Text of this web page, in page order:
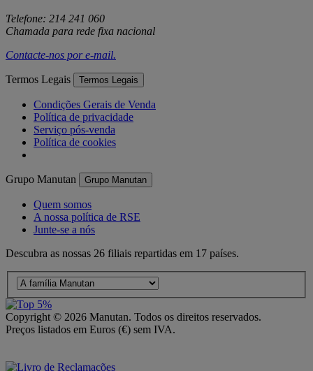
Telefone: 214 241 060
Chamada para rede fixa nacional
Contacte-nos pore-mail.
Termos Legais Termos Legais
Condições Gerais de Venda
Política de privacidade
Serviço pós-venda
Política de cookies
Grupo Manutan Grupo Manutan
Quem somos
A nossa política de RSE
Junte-se a nós
Descubra as nossas 26 filiais repartidas em 17 países.
Copyright © 2026 Manutan. Todos os direitos reservados.
Preços listados em Euros (€) sem IVA.